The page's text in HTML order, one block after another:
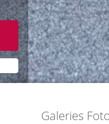
Galeries